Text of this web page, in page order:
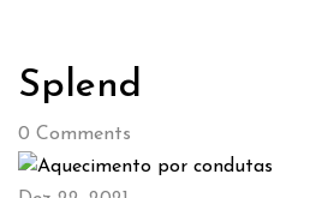
Splend
0 Comments